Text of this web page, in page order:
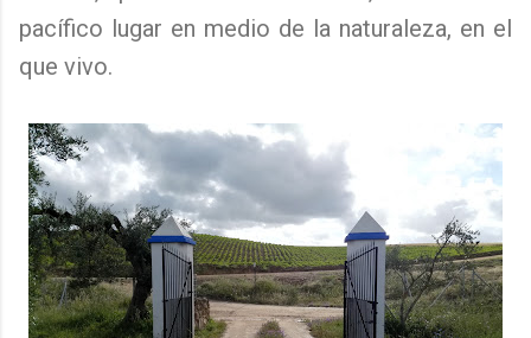
pacífico lugar en medio de la naturaleza, en el
que vivo.